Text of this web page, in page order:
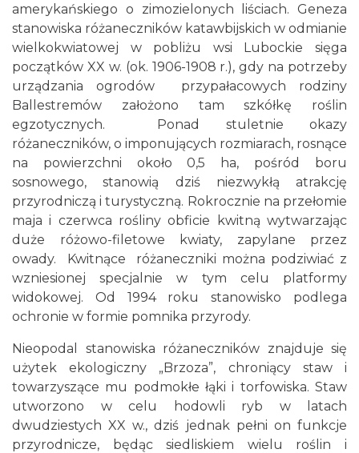
amerykańskiego o zimozielonych liściach. Geneza
stanowiska różaneczników katawbijskich w odmianie
wielkokwiatowej w pobliżu wsi Lubockie sięga
początków XX w. (ok. 1906-1908 r.), gdy na potrzeby
urządzania ogrodów przypałacowych rodziny
Ballestremów założono tam szkółkę roślin
egzotycznych. Ponad stuletnie okazy
różaneczników, o imponujących rozmiarach, rosnące
na powierzchni około 0,5 ha, pośród boru
sosnowego, stanowią dziś niezwykłą atrakcję
przyrodniczą i turystyczną. Rokrocznie na przełomie
maja i czerwca rośliny obficie kwitną wytwarzając
duże różowo-filetowe kwiaty, zapylane przez
owady. Kwitnące różaneczniki można podziwiać z
wzniesionej specjalnie w tym celu platformy
widokowej. Od 1994 roku stanowisko podlega
ochronie w formie pomnika przyrody.
Nieopodal stanowiska różaneczników znajduje się
użytek ekologiczny „Brzoza”, chroniący staw i
towarzyszące mu podmokłe łąki i torfowiska. Staw
utworzono w celu hodowli ryb w latach
dwudziestych XX w., dziś jednak pełni on funkcje
przyrodnicze, będąc siedliskiem wielu roślin i